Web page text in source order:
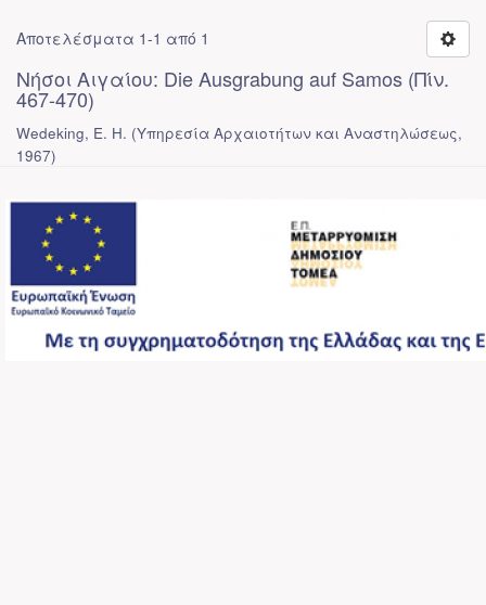
Αποτελέσματα 1-1 από 1
Νήσοι Αιγαίου: Die Ausgrabung auf Samos (Πίν.
467-470)
Wedeking, E. H. (Υπηρεσία Αρχαιοτήτων και Αναστηλώσεως,
1967)